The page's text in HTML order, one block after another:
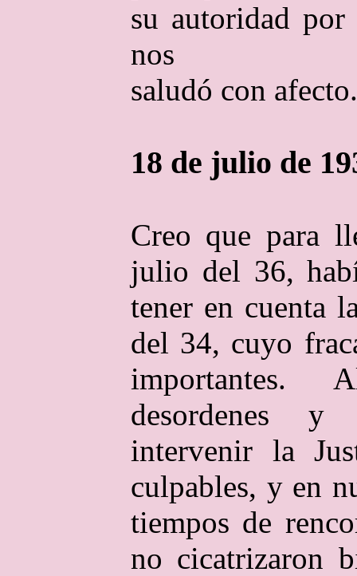
su autoridad
nos
saludó con afecto.
18 de julio de
Creo que para
julio del 36,
tener en cuenta
del 34, cuyo
importantes.
desordenes
intervenir la
culpables, y en
tiempos de
no cicatrizaron